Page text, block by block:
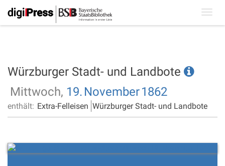
Würzburger Stadt- und Landbote
Mittwoch, 19. November1862
enthält: Extra-Felleisen Würzburger Stadt- und Landbote